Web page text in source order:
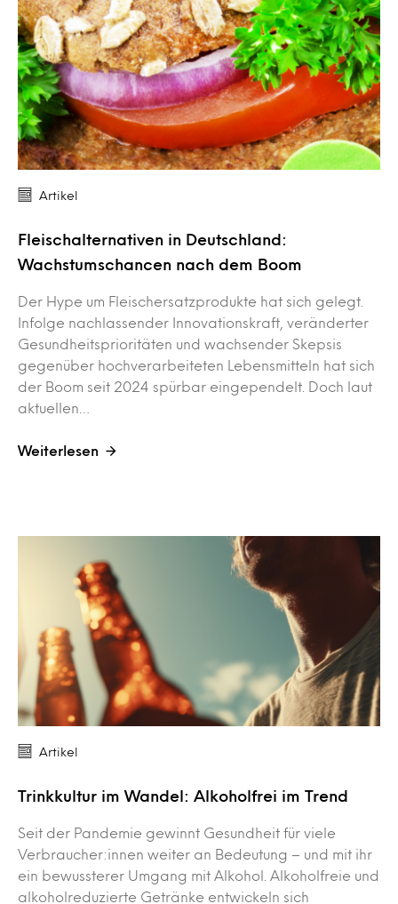
Artikel
Fleischalternativen in Deutschland:
Wachstumschancen nach dem Boom
Der Hype um Fleischersatzprodukte hat sich gelegt.
Infolge nachlassender Innovationskraft, veränderter
Gesundheitsprioritäten und wachsender Skepsis
gegenüber hochverarbeiteten Lebensmitteln hat sich
der Boom seit 2024 spürbar eingependelt. Doch laut
aktuellen…
Weiterlesen
Artikel
Trinkkultur im Wandel: Alkoholfrei im Trend
Seit der Pandemie gewinnt Gesundheit für viele
Verbraucher:innen weiter an Bedeutung – und mit ihr
ein bewussterer Umgang mit Alkohol. Alkoholfreie und
alkoholreduzierte Getränke entwickeln sich